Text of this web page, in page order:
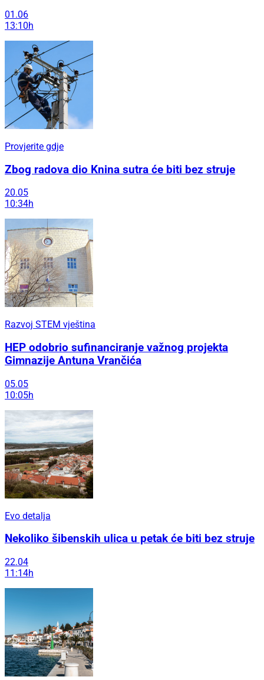
01.06
13:10h
Provjerite gdje
Zbog radova dio Knina sutra će biti bez struje
20.05
10:34h
Razvoj STEM vještina
HEP odobrio sufinanciranje važnog projekta
Gimnazije Antuna Vrančića
05.05
10:05h
Evo detalja
Nekoliko šibenskih ulica u petak će biti bez struje
22.04
11:14h